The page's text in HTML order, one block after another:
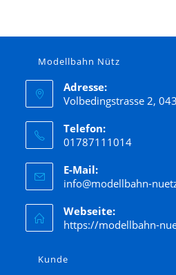
Modellbahn Nütz
Adresse:
Volbedingstrasse 2,
Telefon:
01787111014
E-Mail:
info@modellbahn-
Webseite:
https://modellbahn-
Kunde